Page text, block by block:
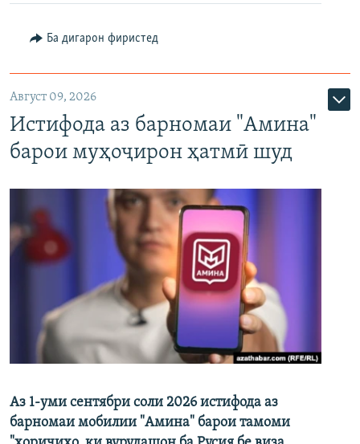
Ба дигарон фиристед
Август 09, 2026
Истифода аз барномаи "Амина"
барои муҳоҷирон ҳатмӣ шуд
Аз 1-уми сентябри соли 2026 истифода аз
барномаи мобилии "Амина" барои тамоми